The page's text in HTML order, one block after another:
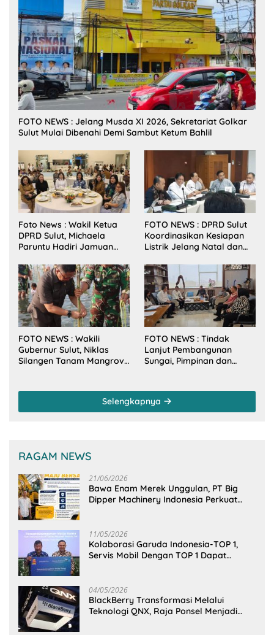
FOTO NEWS : Jelang Musda XI 2026, Sekretariat Golkar
Sulut Mulai Dibenahi Demi Sambut Ketum Bahlil
Foto News : Wakil Ketua
DPRD Sulut, Michaela
Paruntu Hadiri Jamuan
Sulut Bersama Wamenkes
RI
FOTO NEWS : DPRD Sulut
Koordinasikan Kesiapan
Listrik Jelang Natal dan
FOTO NEWS : Wakili
Gubernur Sulut, Niklas
Silangen Tanam Mangrove
FOTO NEWS : Tindak
Lanjut Pembangunan
Sungai, Pimpinan dan
Kementerian PU-RI
Selengkapnya
RAGAM NEWS
21/06/2026
Bawa Enam Merek Unggulan, PT Big
Dipper Machinery Indonesia Perkuat
11/05/2026
Kolaborasi Garuda Indonesia-TOP 1,
Servis Mobil Dengan TOP 1 Dapat
04/05/2026
BlackBerry Transformasi Melalui
Teknologi QNX, Raja Ponsel Menjadi